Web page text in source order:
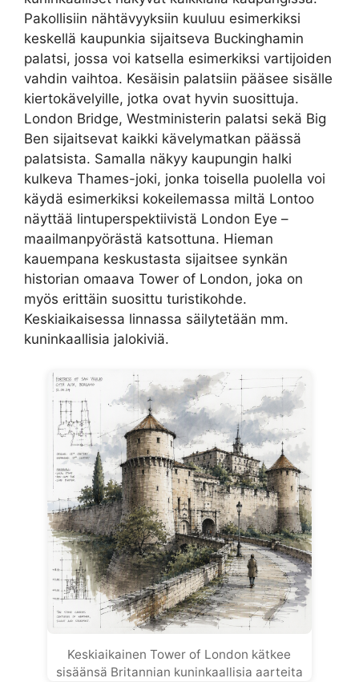
Pakollisiin nähtävyyksiin kuuluu esimerkiksi
keskellä kaupunkia sijaitseva Buckinghamin
palatsi, jossa voi katsella esimerkiksi vartijoiden
vahdin vaihtoa. Kesäisin palatsiin pääsee sisälle
kiertokävelyille, jotka ovat hyvin suosittuja.
London Bridge, Westministerin palatsi sekä Big
Ben sijaitsevat kaikki kävelymatkan päässä
palatsista. Samalla näkyy kaupungin halki
kulkeva Thames-joki, jonka toisella puolella voi
käydä esimerkiksi kokeilemassa miltä Lontoo
näyttää lintuperspektiivistä London Eye –
maailmanpyörästä katsottuna. Hieman
kauempana keskustasta sijaitsee synkän
historian omaava Tower of London, joka on
myös erittäin suosittu turistikohde.
Keskiaikaisessa linnassa säilytetään mm.
kuninkaallisia jalokiviä.
Keskiaikainen Tower of London kätkee
sisäänsä Britannian kuninkaallisia aarteita